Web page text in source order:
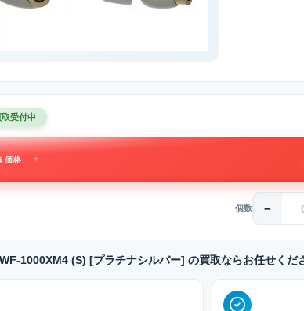
受付中
価格
個数 −
1000XM4 (S) [プラチナシルバー] の買取ならお任せくだ